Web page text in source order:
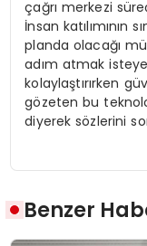
çağrı merkezi
İnsan katılımının
planda olacağı
adım atmak
kolaylaştırırken
gözeten bu
diyerek sözlerini
Benzer